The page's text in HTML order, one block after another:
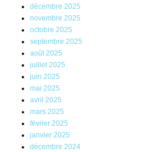
décembre 2025
novembre 2025
octobre 2025
septembre 2025
août 2025
juillet 2025
juin 2025
mai 2025
avril 2025
mars 2025
février 2025
janvier 2025
décembre 2024